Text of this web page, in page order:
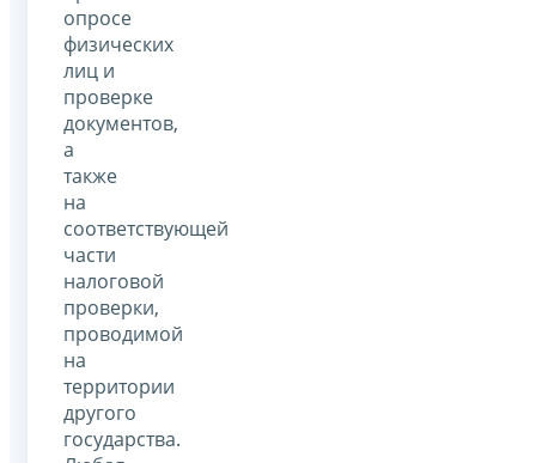
опросе
физических
лиц и
проверке
документов,
а
также
на
соответствующей
части
налоговой
проверки,
проводимой
на
территории
другого
государства.